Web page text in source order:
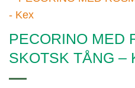
PECORINO MED
SKOTSK TÅNG –